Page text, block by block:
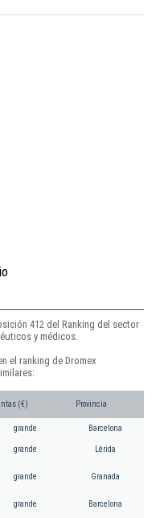
412 del Ranking del sector
y médicos.
el ranking de Dromex
(€) Provincia
grande Barcelona
grande Lérida
grande Granada
grande Barcelona